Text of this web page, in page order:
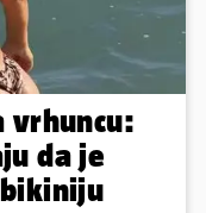
vrhuncu:
da je